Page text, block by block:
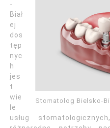
Stomatolog Bielsko-
-
Biał
ej
dos
tęp
nyc
h
jes
t
wie
le
usług